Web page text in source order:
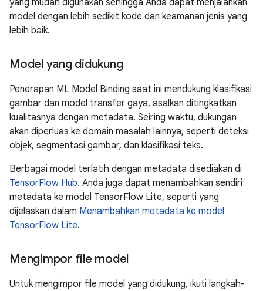
yang mudah digunakan sehingga Anda dapat menjalankan
model dengan lebih sedikit kode dan keamanan jenis yang
lebih baik.
Model yang didukung
Penerapan ML Model Binding saat ini mendukung klasifikasi
gambar dan model transfer gaya, asalkan ditingkatkan
kualitasnya dengan metadata. Seiring waktu, dukungan
akan diperluas ke domain masalah lainnya, seperti deteksi
objek, segmentasi gambar, dan klasifikasi teks.
Berbagai model terlatih dengan metadata disediakan di
TensorFlow Hub. Anda juga dapat menambahkan sendiri
metadata ke model TensorFlow Lite, seperti yang
dijelaskan dalam Menambahkan metadata ke model
TensorFlow Lite.
Mengimpor file model
Untuk mengimpor file model yang didukung, ikuti langkah-